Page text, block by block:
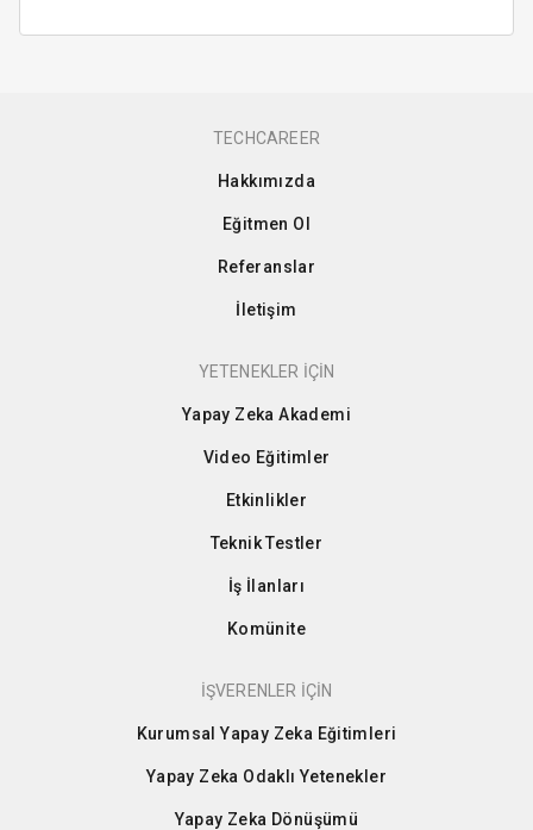
TECHCAREER
Hakkımızda
Eğitmen Ol
Referanslar
İletişim
YETENEKLER İÇİN
Yapay Zeka Akademi
Video Eğitimler
Etkinlikler
Teknik Testler
İş İlanları
Komünite
İŞVERENLER İÇİN
Kurumsal Yapay Zeka Eğitimleri
Yapay Zeka Odaklı Yetenekler
Yapay Zeka Dönüşümü